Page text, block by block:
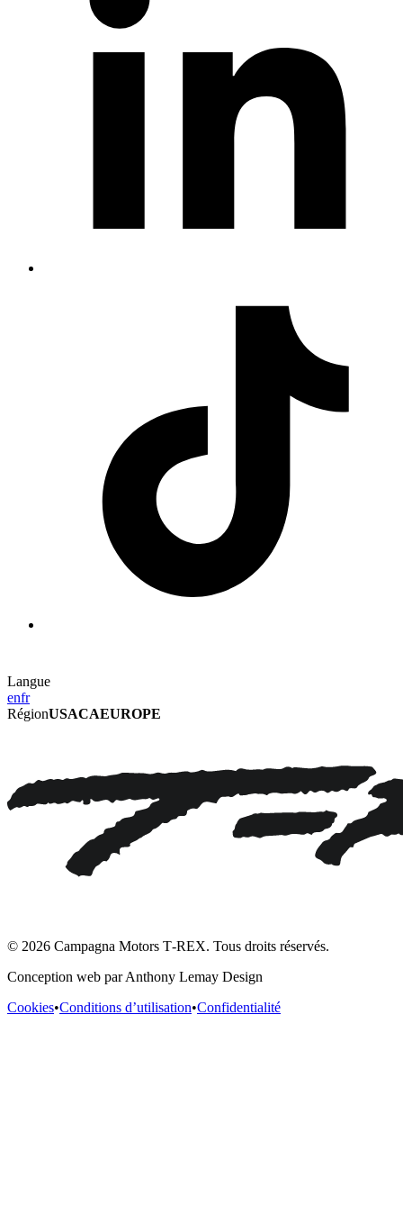
Langue
enfr
RégionUSACAEUROPE
© 2026 Campagna Motors T‑REX. Tous droits réservés.
Conception web par Anthony Lemay Design
Cookies•Conditions d’utilisation•Confidentialité